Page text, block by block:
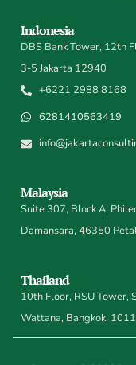
Indonesia
DBS Bank Tower, 12th
3-5 Jakarta 12940
+6221 2988 8168
6281410563419
Malaysia
Suite 307, Block A,
Damansara, 46350
Thailand
10th Floor, RSU Tower,
Wattana, Bangkok,